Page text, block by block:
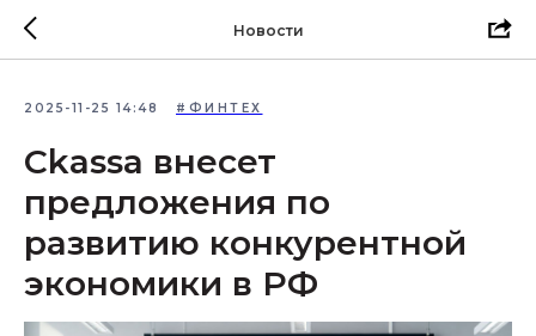
Новости
2025-11-25 14:48 #ФИНТЕХ
Ckassa внесет
предложения по
развитию конкурентной
экономики в РФ